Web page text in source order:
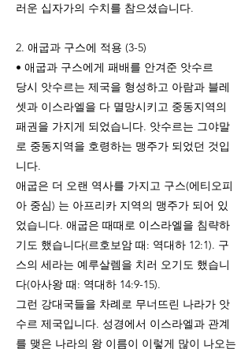
러운 십자가의 수치를 참으셨습니다.
2. 애굽과 구스에 적용 (3-5)
• 애굽과 구스에게 패배를 안겨준 앗수르
당시 앗수르는 제국을 형성하고 아람과 블레
셋과 이스라엘을 다 멸망시키고 중동지역의
패권을 가지게 되었습니다. 앗수르는 그야말
로 중동지역을 호령하는 맹주가 되었던 것입
니다.
애굽은 더 오랜 역사를 가지고 구스(에티오피
아 중심) 는 아프리카 지역의 맹주가 되어 있
었습니다. 애굽은 때때로 이스라엘을 침략하
기도 했습니다(르호보암 때: 역대하 12:1). 구
스의 세라는 예루살렘을 치러 오기도 했습니
다(아사왕 때: 역대하 14:9-15).
그런 강대국들을 차례로 무너뜨린 나라가 앗
수르 제국입니다. 성경에서 이스라엘과 관계
를 맺은 나라의 왕 이름이 이렇게 많이 나오는